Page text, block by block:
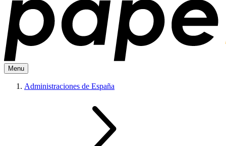
Menu
Administraciones de España